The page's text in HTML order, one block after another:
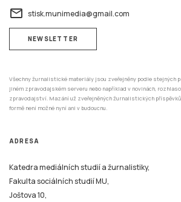
email stisk.munimedia@gmail.com
NEWSLETTER
Všechny žurnalistické materiály jsou zveřejněny podle stejných
jiném zpravodajském serveru nebo například v novinách,
zpravodajství. Mazání už zveřejněných žurnalistických
formě není možné nyní ani v budoucnu.
ADRESA
Katedra mediálních studií a žurnalistiky,
Fakulta sociálních studií MU,
Joštova 10,